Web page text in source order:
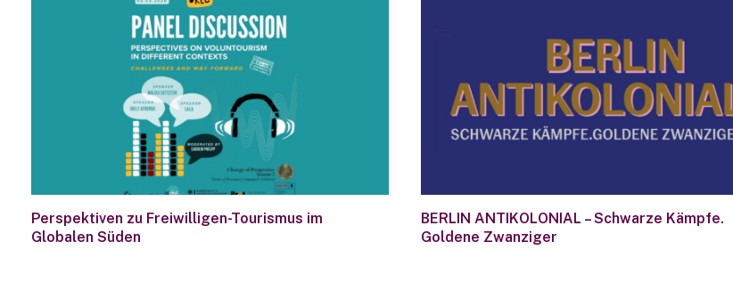
Perspektiven zu Freiwilligen-Tourismus im
Globalen Süden
BERLIN ANTIKOLONIAL – Schwarze Kämpfe.
Goldene Zwanziger